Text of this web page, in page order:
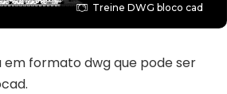
Treine DWG bloco cad
formato dwg que pode ser